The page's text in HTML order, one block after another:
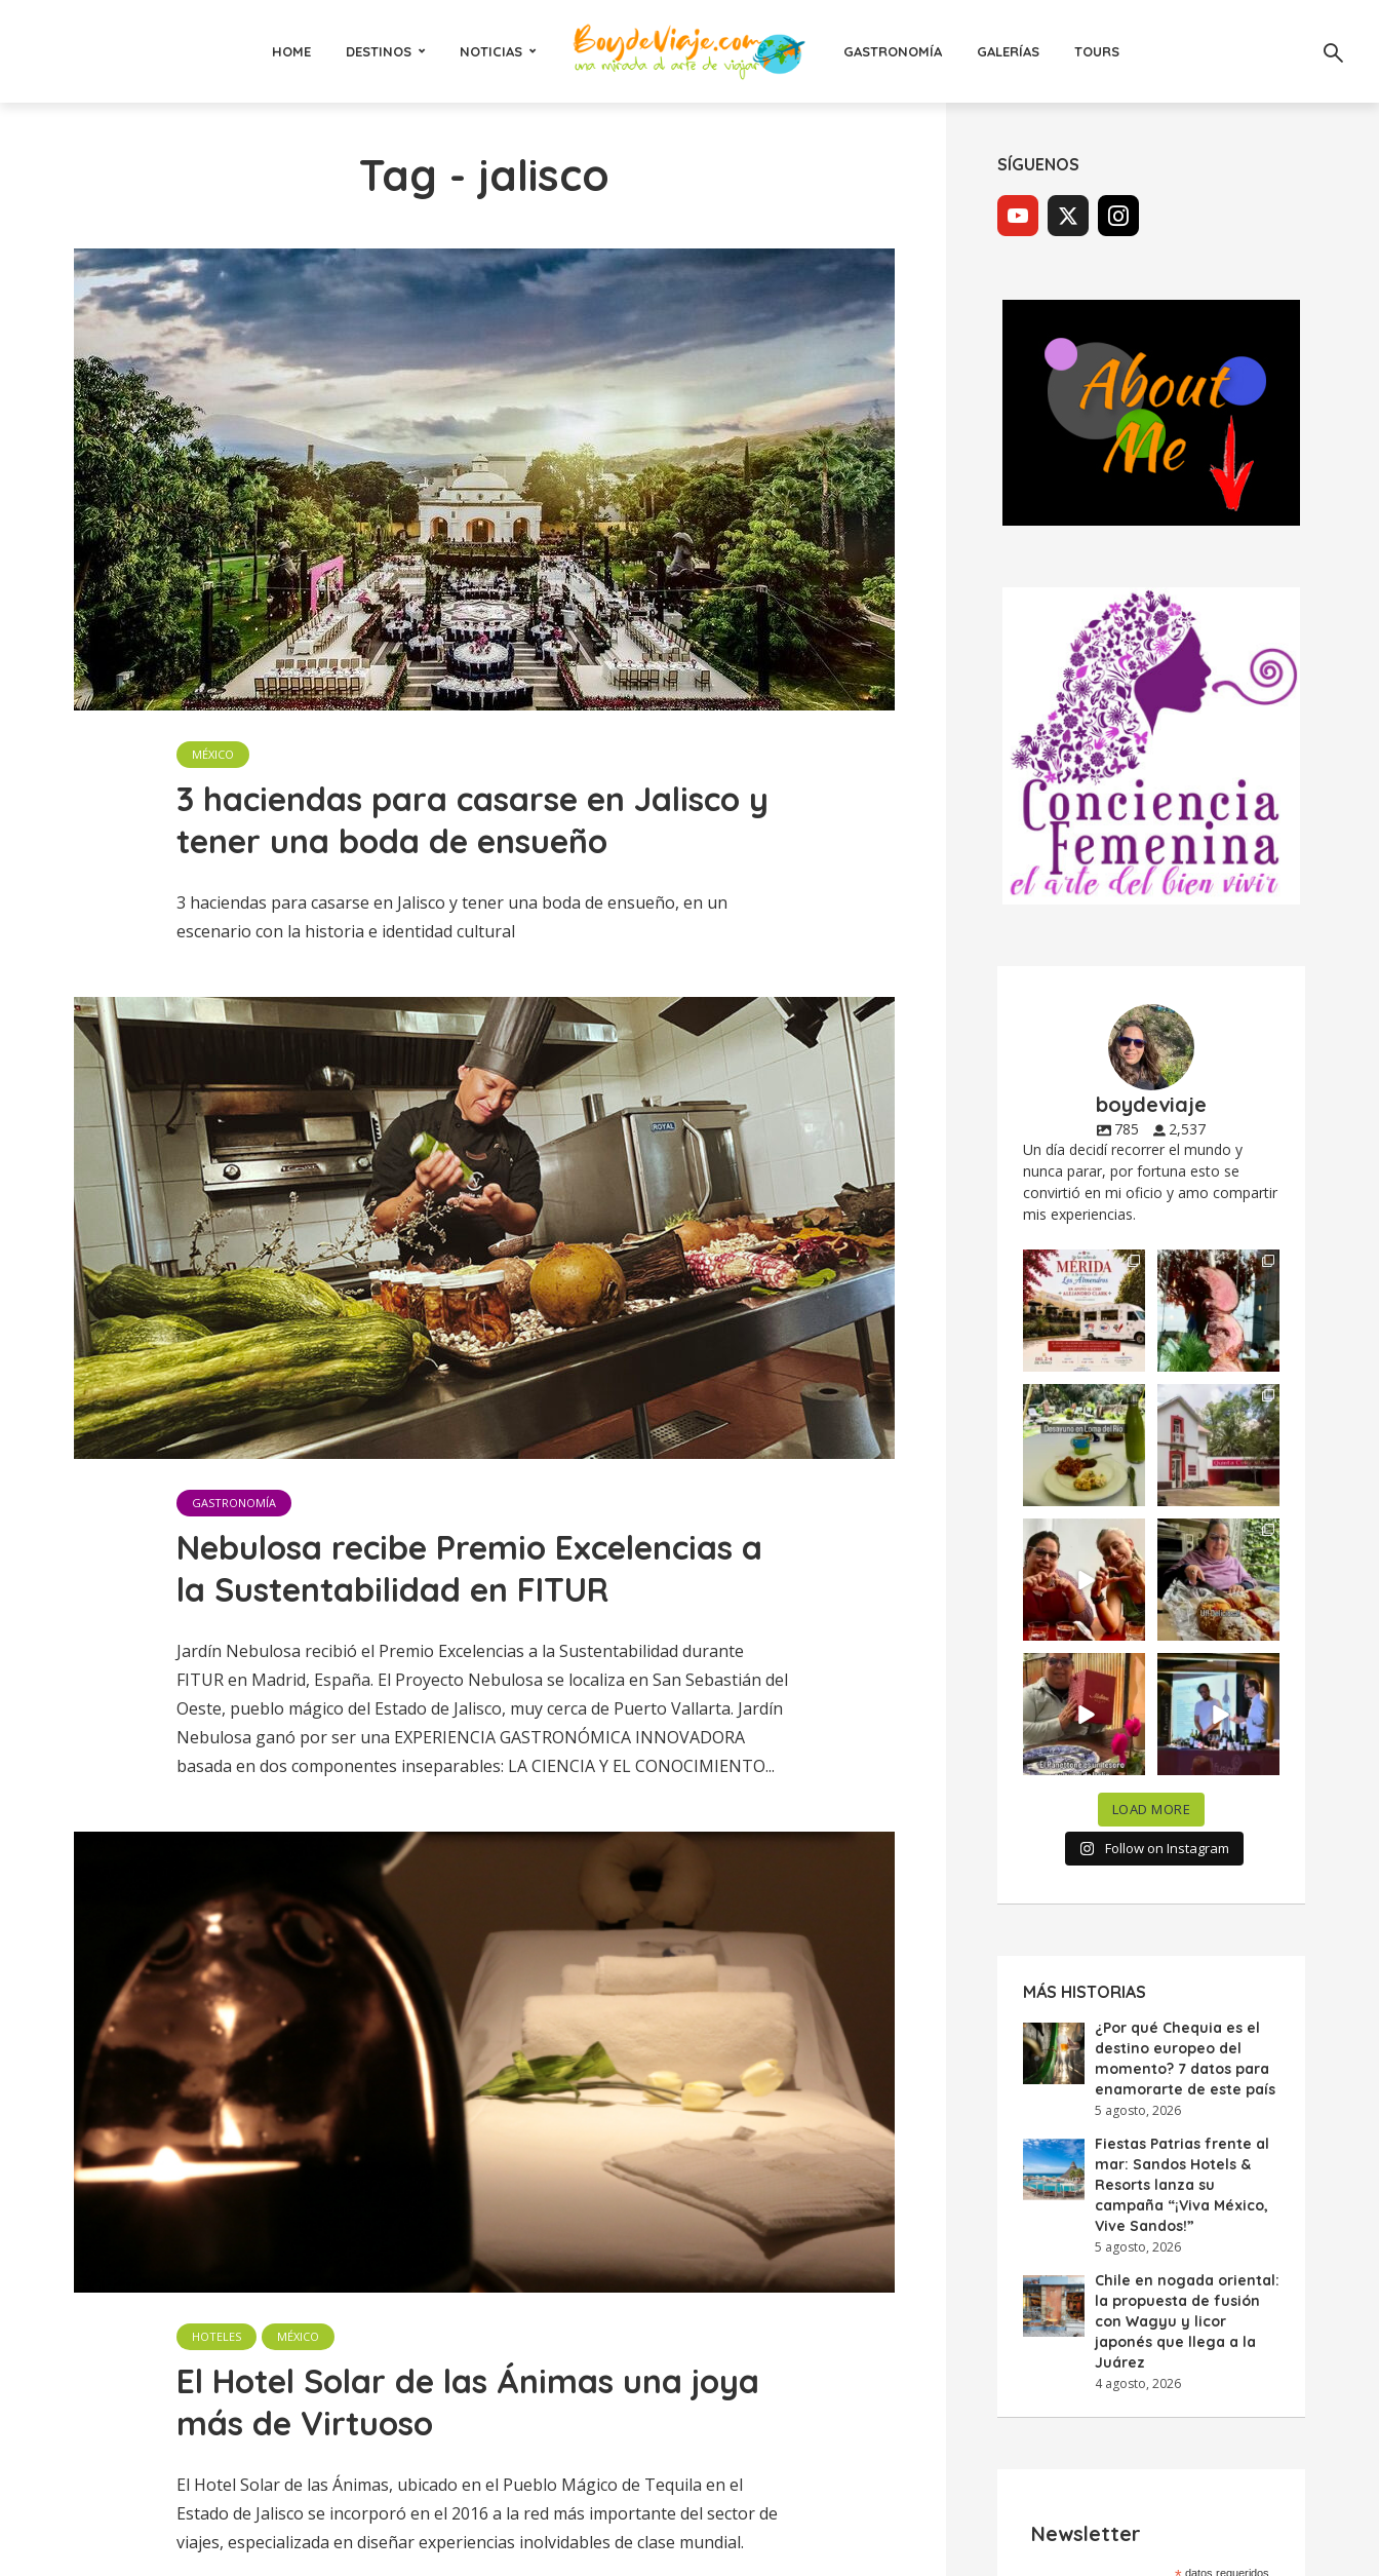
HOME DESTINOS NOTICIAS GASTRONOMÍA GALERÍAS TOURS
Tag - jalisco
MÉXICO
3 haciendas para casarse en Jalisco y
tener una boda de ensueño
3 haciendas para casarse en Jalisco y tener una boda de ensueño, en un
escenario con la historia e identidad cultural
GASTRONOMÍA
Nebulosa recibe Premio Excelencias a
la Sustentabilidad en FITUR
Jardín Nebulosa recibió el Premio Excelencias a la Sustentabilidad durante
FITUR en Madrid, España. El Proyecto Nebulosa se localiza en San Sebastián del
Oeste, pueblo mágico del Estado de Jalisco, muy cerca de Puerto Vallarta. Jardín
Nebulosa ganó por ser una EXPERIENCIA GASTRONÓMICA INNOVADORA
basada en dos componentes inseparables: LA CIENCIA Y EL CONOCIMIENTO...
HOTELES MÉXICO
El Hotel Solar de las Ánimas una joya
más de Virtuoso
El Hotel Solar de las Ánimas, ubicado en el Pueblo Mágico de Tequila en el
Estado de Jalisco se incorporó en el 2016 a la red más importante del sector de
viajes, especializada en diseñar experiencias inolvidables de clase mundial.
SÍGUENOS
boydeviaje
785
2,537
Un día decidí recorrer el mundo y
nunca parar, por fortuna esto se
convirtió en mi oficio y amo compartir
mis experiencias.
Siempre me mueven
las causas y comer
con causa es...
12 0
Fuimos a celebrar a
mis dos #mamás
más cercanas mi...
17 0
Levantarse, escuchar
el río correr y sentir
el...
19 0
Esta
#NochedeMuseos
en la
#QuintaColorada
el...
12 0
¡Qué desayuno tan
increíble en
@LasQuinceLetras!...
28 3
Me tocó rosca de
Tagers un
restaurante de
Avenida...
50 10
“En #Mallorca
Ciudad de México
celebramos la...
63 7
#SoaunFusionMexic
o una noche única
donde España y...
10 0
LOAD MORE
Follow on Instagram
MÁS HISTORIAS
¿Por qué Chequia es el
destino europeo del
momento? 7 datos para
enamorarte de este país
5 agosto, 2026
Fiestas Patrias frente al
mar: Sandos Hotels &
Resorts lanza su
campaña “¡Viva México,
Vive Sandos!”
5 agosto, 2026
Chile en nogada oriental:
la propuesta de fusión
con Wagyu y licor
japonés que llega a la
Juárez
4 agosto, 2026
Newsletter
datos requeridos